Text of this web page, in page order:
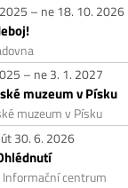
– ne 18. 10. 2026
– ne 3. 1. 2027
muzeum v Písku
muzeum v Písku
30. 6. 2026
Informační centrum